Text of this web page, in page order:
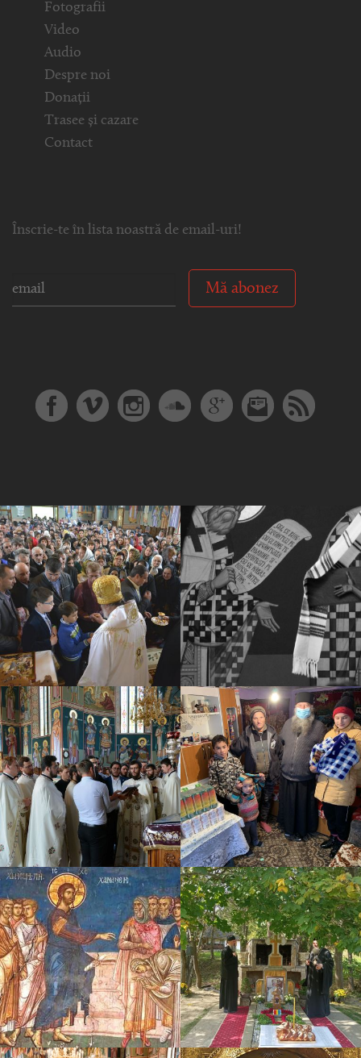
Fotografii
Video
Audio
Despre noi
Donații
Trasee și cazare
Contact
Înscrie-te în lista noastră de email-uri!
Mă abonez